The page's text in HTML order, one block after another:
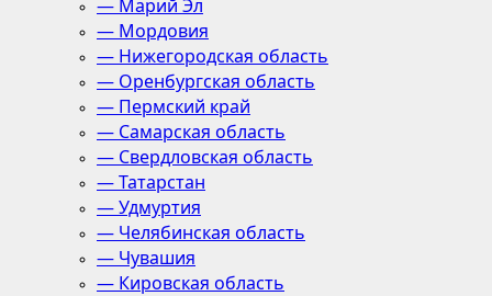
— Марий Эл
— Мордовия
— Нижегородская область
— Оренбургская область
— Пермский край
— Самарская область
— Свердловская область
— Татарстан
— Удмуртия
— Челябинская область
— Чувашия
— Кировская область